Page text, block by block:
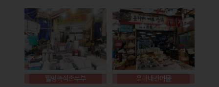
웰빙즉석손두부 윤하네건어물